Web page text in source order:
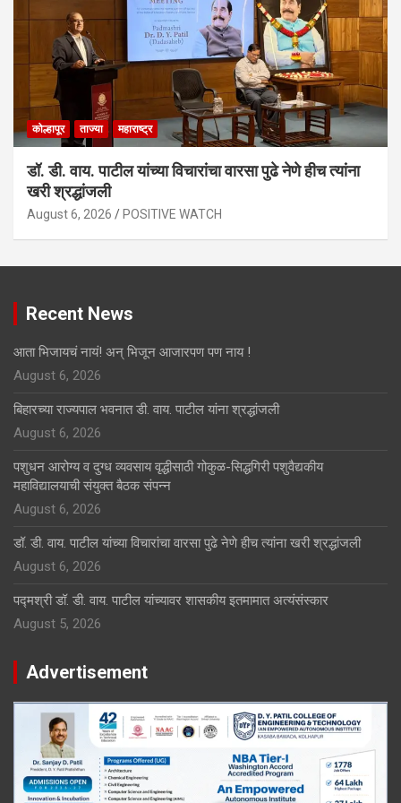
कोल्हापूर ताज्या महाराष्ट्र
डॉ. डी. वाय. पाटील यांच्या विचारांचा वारसा पुढे नेणे हीच त्यांना
खरी श्रद्धांजली
August 6, 2026 POSITIVE WATCH
Recent News
आता भिजायचं नायं! अन् भिजून आजारपण पण नाय !
August 6, 2026
बिहारच्या राज्यपाल भवनात डी. वाय. पाटील यांना श्रद्धांजली
August 6, 2026
पशुधन आरोग्य व दुग्ध व्यवसाय वृद्धीसाठी गोकुळ-सिद्धगिरी पशुवैद्यकीय
महाविद्यालयाची संयुक्त बैठक संपन्न
August 6, 2026
डॉ. डी. वाय. पाटील यांच्या विचारांचा वारसा पुढे नेणे हीच त्यांना खरी श्रद्धांजली
August 6, 2026
पद्मश्री डॉ. डी. वाय. पाटील यांच्यावर शासकीय इतमामात अत्यंसंस्कार
August 5, 2026
Advertisement